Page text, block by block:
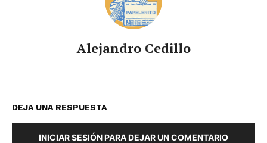
Alejandro Cedillo
DEJA UNA RESPUESTA
INICIAR SESIÓN PARA DEJAR UN COMENTARIO